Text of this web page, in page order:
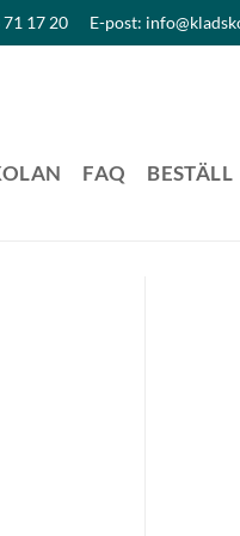
17 20 E-post:
FAQ BESTÄLL